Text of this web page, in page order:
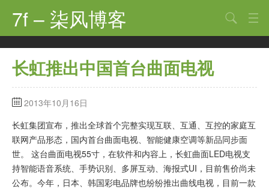
7f – 柒风博客
首页
软件·技术
手机·数码
科技·探索
观点·讨论
其他
搜索
长虹推出中国首台曲面电视
2013年10月16日
长虹集团宣布，推出全球首个完整实现互联、互通、互控的家庭互
联网产品形态，国内首台曲面电视、智能健康空调等新品同步面
世。 这台曲面电视55寸，在软件和内容上，长虹曲面LED电视支
持智能语音系统、手势识别、多屏互动、海报式UI，目前售价尚未
公布。今年，日本、韩国彩电品牌也纷纷推出曲线电视，目前一款